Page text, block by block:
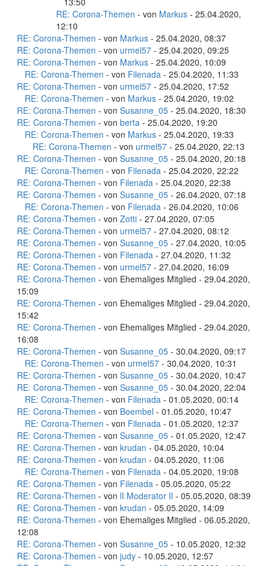
RE: Corona-Themen - von Markus - 25.04.2020,
12:10
RE: Corona-Themen - von Markus - 25.04.2020, 08:37
RE: Corona-Themen - von urmel57 - 25.04.2020, 09:25
RE: Corona-Themen - von Markus - 25.04.2020, 10:09
RE: Corona-Themen - von Filenada - 25.04.2020, 11:33
RE: Corona-Themen - von urmel57 - 25.04.2020, 17:52
RE: Corona-Themen - von Markus - 25.04.2020, 19:02
RE: Corona-Themen - von Susanne_05 - 25.04.2020, 18:30
RE: Corona-Themen - von berta - 25.04.2020, 19:20
RE: Corona-Themen - von Markus - 25.04.2020, 19:33
RE: Corona-Themen - von urmel57 - 25.04.2020, 22:13
RE: Corona-Themen - von Susanne_05 - 25.04.2020, 20:18
RE: Corona-Themen - von Filenada - 25.04.2020, 22:22
RE: Corona-Themen - von Filenada - 25.04.2020, 22:38
RE: Corona-Themen - von Susanne_05 - 26.04.2020, 07:18
RE: Corona-Themen - von Filenada - 26.04.2020, 10:06
RE: Corona-Themen - von Zotti - 27.04.2020, 07:05
RE: Corona-Themen - von urmel57 - 27.04.2020, 08:12
RE: Corona-Themen - von Susanne_05 - 27.04.2020, 10:05
RE: Corona-Themen - von Filenada - 27.04.2020, 11:32
RE: Corona-Themen - von urmel57 - 27.04.2020, 16:09
RE: Corona-Themen - von Ehemaliges Mitglied - 29.04.2020,
15:09
RE: Corona-Themen - von Ehemaliges Mitglied - 29.04.2020,
15:42
RE: Corona-Themen - von Ehemaliges Mitglied - 29.04.2020,
16:08
RE: Corona-Themen - von Susanne_05 - 30.04.2020, 09:17
RE: Corona-Themen - von urmel57 - 30.04.2020, 10:31
RE: Corona-Themen - von Susanne_05 - 30.04.2020, 10:47
RE: Corona-Themen - von Susanne_05 - 30.04.2020, 22:04
RE: Corona-Themen - von Filenada - 01.05.2020, 00:14
RE: Corona-Themen - von Boembel - 01.05.2020, 10:47
RE: Corona-Themen - von Filenada - 01.05.2020, 12:37
RE: Corona-Themen - von Susanne_05 - 01.05.2020, 12:47
RE: Corona-Themen - von krudan - 04.05.2020, 10:04
RE: Corona-Themen - von krudan - 04.05.2020, 11:06
RE: Corona-Themen - von Filenada - 04.05.2020, 19:08
RE: Corona-Themen - von Filenada - 05.05.2020, 05:22
RE: Corona-Themen - von lI Moderator Il - 05.05.2020, 08:39
RE: Corona-Themen - von krudan - 05.05.2020, 14:09
RE: Corona-Themen - von Ehemaliges Mitglied - 06.05.2020,
12:08
RE: Corona-Themen - von Susanne_05 - 10.05.2020, 12:32
RE: Corona-Themen - von judy - 10.05.2020, 12:57